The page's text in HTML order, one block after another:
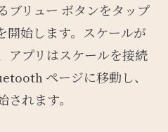
ブリュー ボタンをタップ
開始します。スケールが
アプリはスケールを接続
ページに移動し、
れます。